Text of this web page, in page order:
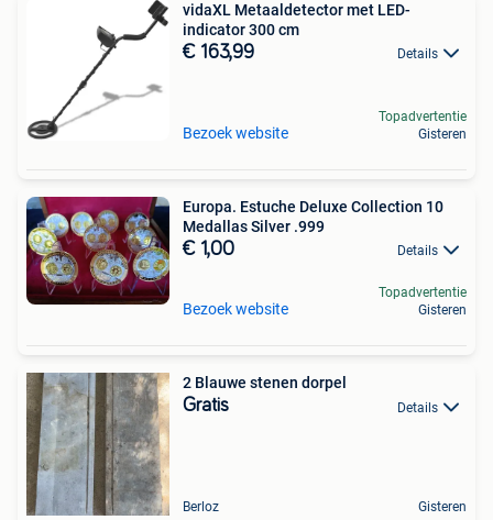
vidaXL Metaaldetector met LED-
indicator 300 cm
€ 163,99 Details
Bezoek website
Topadvertentie
Gisteren
Europa. Estuche Deluxe Collection 10
Medallas Silver .999
€ 1,00 Details
Bezoek website
Topadvertentie
Gisteren
2 Blauwe stenen dorpel
Gratis Details
Berloz Gisteren